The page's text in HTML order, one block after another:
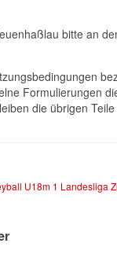
bitte an
Formulierungen
die übrigen
U18m 1 Landesliga